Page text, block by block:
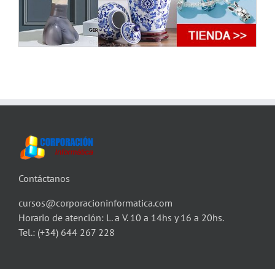
Contáctanos
cursos@corporacioninformatica.com
Horario de atención: L. a V. 10 a 14hs y 16 a 20hs.
Tel.: (+34) 644 267 228